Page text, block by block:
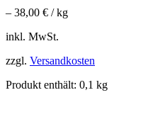
– 38,00 € /kg
inkl. MwSt.
zzgl. Versandkosten
Produkt enthält: 0,1 kg